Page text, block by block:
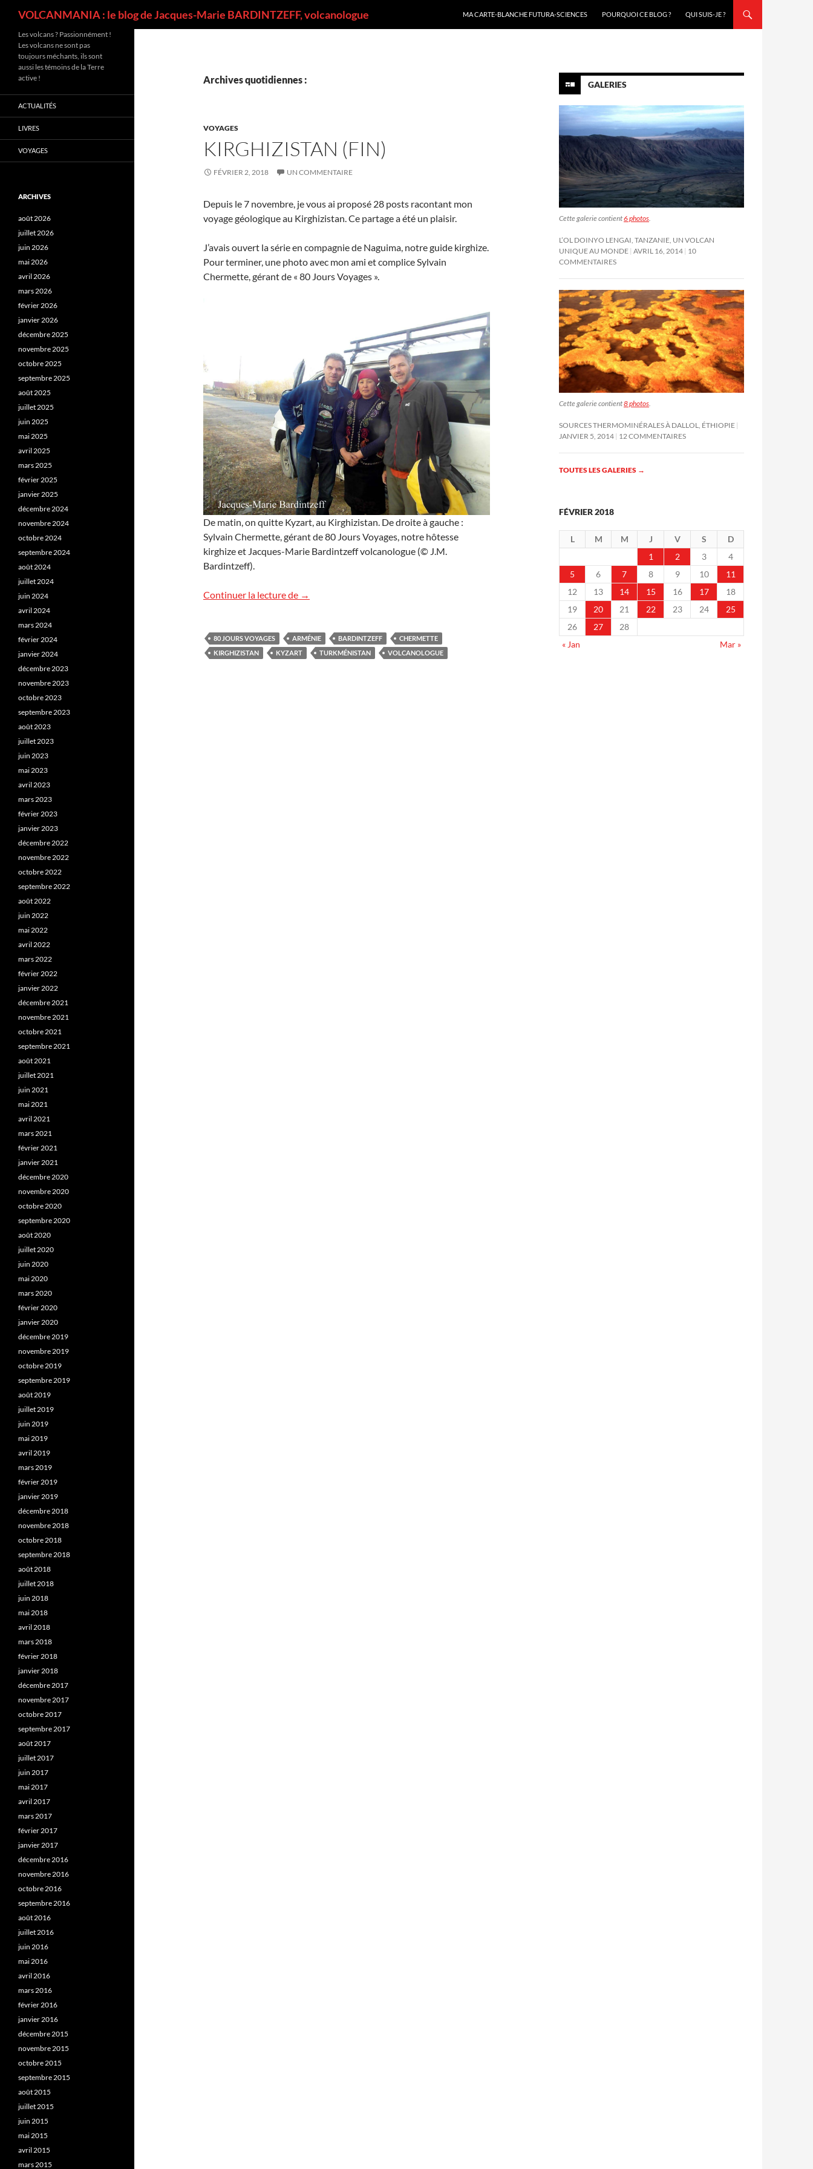
VOLCANMANIA : le blog de Jacques-Marie BARDINTZEFF, volcanologue
MA CARTE-BLANCHE FUTURA-SCIENCES
POURQUOI CE BLOG ? QUI SUIS-JE ?
Archives quotidiennes :
VOYAGES
KIRGHIZISTAN (FIN)
FÉVRIER 2, 2018 UN COMMENTAIRE
Depuis le 7 novembre, je vous ai proposé 28 posts racontant mon
voyage géologique au Kirghizistan. Ce partage a été un plaisir.
J’avais ouvert la série en compagnie de Naguima, notre guide kirghize.
Pour terminer, une photo avec mon ami et complice Sylvain
Chermette, gérant de « 80 Jours Voyages ».
De matin, on quitte Kyzart, au Kirghizistan. De droite à gauche :
Sylvain Chermette, gérant de 80 Jours Voyages, notre hôtesse
kirghize et Jacques-Marie Bardintzeff volcanologue (© J.M.
Bardintzeff).
Continuer la lecture de Kirghizistan (fin)
→
80 JOURS VOYAGES ARMÉNIE BARDINTZEFF
CHERMETTE
KIRGHIZISTAN
KYZART TURKMÉNISTAN VOLCANOLOGUE
GALERIES
Cette galerie contient6 photos.
L’OL DOINYO LENGAI, TANZANIE, UN VOLCAN
UNIQUE AU MONDE AVRIL 16, 2014 10
COMMENTAIRES
Cette galerie contient8 photos
SOURCES THERMOMINÉRALES À DALLOL, ÉTHIOPIE
JANVIER 5, 2014 12 COMMENTAIRES
TOUTES LES GALERIES →
FÉVRIER 2018
L M M J V S
D
1
2 3
4
5
6 7 8 9 10
11
12
13 14 15 16 17
18
19
20 21 22 23 24
25
26
27
28
« Jan
Mar »
Les volcans ? Passionnément !
Les volcans ne sont pas
toujours méchants, ils sont
aussi les témoins de la Terre
active !
ACTUALITÉS
LIVRES
VOYAGES
ARCHIVES
août 2026
juillet 2026
juin 2026
mai 2026
avril 2026
mars 2026
février 2026
janvier 2026
décembre 2025
novembre 2025
octobre 2025
septembre 2025
août 2025
juillet 2025
juin 2025
mai 2025
avril 2025
mars 2025
février 2025
janvier 2025
décembre 2024
novembre 2024
octobre 2024
septembre 2024
août 2024
juillet 2024
juin 2024
avril 2024
mars 2024
février 2024
janvier 2024
décembre 2023
novembre 2023
octobre 2023
septembre 2023
août 2023
juillet 2023
juin 2023
mai 2023
avril 2023
mars 2023
février 2023
janvier 2023
décembre 2022
novembre 2022
octobre 2022
septembre 2022
août 2022
juin 2022
mai 2022
avril 2022
mars 2022
février 2022
janvier 2022
décembre 2021
novembre 2021
octobre 2021
septembre 2021
août 2021
juillet 2021
juin 2021
mai 2021
avril 2021
mars 2021
février 2021
janvier 2021
décembre 2020
novembre 2020
octobre 2020
septembre 2020
août 2020
juillet 2020
juin 2020
mai 2020
mars 2020
février 2020
janvier 2020
décembre 2019
novembre 2019
octobre 2019
septembre 2019
août 2019
juillet 2019
juin 2019
mai 2019
avril 2019
mars 2019
février 2019
janvier 2019
décembre 2018
novembre 2018
octobre 2018
septembre 2018
août 2018
juillet 2018
juin 2018
mai 2018
avril 2018
mars 2018
février 2018
janvier 2018
décembre 2017
novembre 2017
octobre 2017
septembre 2017
août 2017
juillet 2017
juin 2017
mai 2017
avril 2017
mars 2017
février 2017
janvier 2017
décembre 2016
novembre 2016
octobre 2016
septembre 2016
août 2016
juillet 2016
juin 2016
mai 2016
avril 2016
mars 2016
février 2016
janvier 2016
décembre 2015
novembre 2015
octobre 2015
septembre 2015
août 2015
juillet 2015
juin 2015
mai 2015
avril 2015
mars 2015